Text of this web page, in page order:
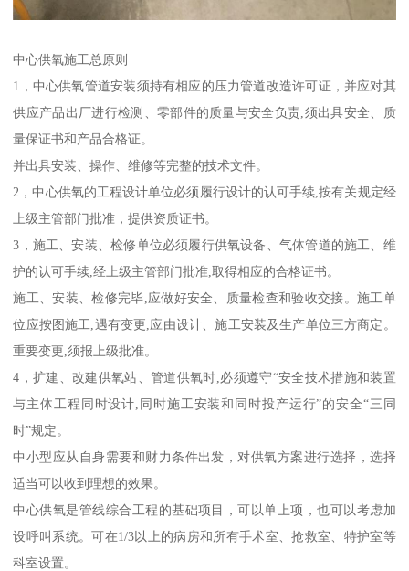
中心供氧施工总原则
1，中心供氧管道安装须持有相应的压力管道改造许可证，并应对其
供应产品出厂进行检测、零部件的质量与安全负责,须出具安全、质
量保证书和产品合格证。
并出具安装、操作、维修等完整的技术文件。
2，中心供氧的工程设计单位必须履行设计的认可手续,按有关规定经
上级主管部门批准，提供资质证书。
3，施工、安装、检修单位必须履行供氧设备、气体管道的施工、维
护的认可手续,经上级主管部门批准,取得相应的合格证书。
施工、安装、检修完毕,应做好安全、质量检查和验收交接。施工单
位应按图施工,遇有变更,应由设计、施工安装及生产单位三方商定。
重要变更,须报上级批准。
4，扩建、改建供氧站、管道供氧时,必须遵守“安全技术措施和装置
与主体工程同时设计,同时施工安装和同时投产运行”的安全“三同
时”规定。
中小型应从自身需要和财力条件出发，对供氧方案进行选择，选择
适当可以收到理想的效果。
中心供氧是管线综合工程的基础项目，可以单上项，也可以考虑加
设呼叫系统。可在1/3以上的病房和所有手术室、抢救室、特护室等
科室设置。